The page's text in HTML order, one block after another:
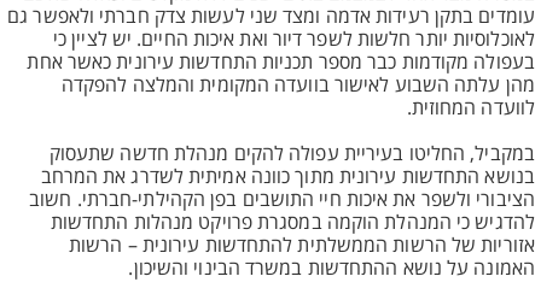
עומדים בתקן רעידות אדמה ומצד שני לעשות צדק חברתי ולאפשר גם
לאוכלוסיות יותר חלשות לשפר דיור ואת איכות החיים. יש לציין כי
בעפולה מקודמות כבר מספר תכניות התחדשות עירונית כאשר אחת
מהן עלתה השבוע לאישור בוועדה המקומית והמלצה להפקדה
לוועדה המחוזית.
במקביל, החליטו בעיריית עפולה להקים מנהלת חדשה שתעסוק
בנושא התחדשות עירונית מתוך כוונה אמיתית לשדרג את המרחב
הציבורי ולשפר את איכות חיי התושבים בפן הקהילתי-חברתי. חשוב
להדגיש כי המנהלת הוקמה במסגרת פרויקט מנהלות התחדשות
אזוריות של הרשות הממשלתית להתחדשות עירונית – הרשות
האמונה על נושא ההתחדשות במשרד הבינוי והשיכון.